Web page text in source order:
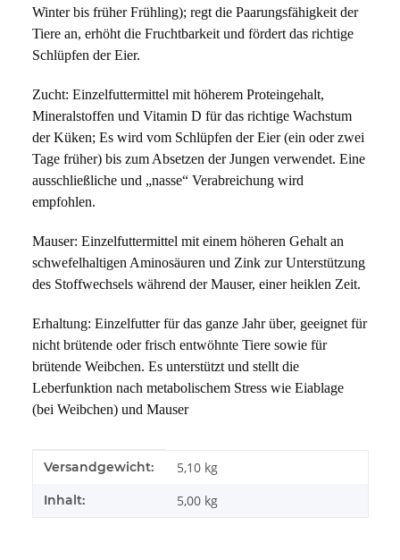
Winter bis früher Frühling); regt die Paarungsfähigkeit der
Tiere an, erhöht die Fruchtbarkeit und fördert das richtige
Schlüpfen der Eier.
Zucht: Einzelfuttermittel mit höherem Proteingehalt,
Mineralstoffen und Vitamin D für das richtige Wachstum
der Küken; Es wird vom Schlüpfen der Eier (ein oder zwei
Tage früher) bis zum Absetzen der Jungen verwendet. Eine
ausschließliche und „nasse“ Verabreichung wird
empfohlen.
Mauser: Einzelfuttermittel mit einem höheren Gehalt an
schwefelhaltigen Aminosäuren und Zink zur Unterstützung
des Stoffwechsels während der Mauser, einer heiklen Zeit.
Erhaltung: Einzelfutter für das ganze Jahr über, geeignet für
nicht brütende oder frisch entwöhnte Tiere sowie für
brütende Weibchen. Es unterstützt und stellt die
Leberfunktion nach metabolischem Stress wie Eiablage
(bei Weibchen) und Mauser
Produkteigenschaft
Wert
Versandgewicht: 5,10 kg
Inhalt: 5,00 kg